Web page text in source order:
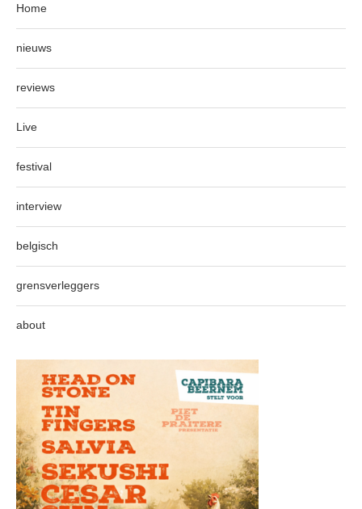
Home
nieuws
reviews
Live
festival
interview
belgisch
grensverleggers
about